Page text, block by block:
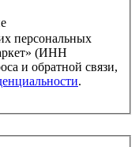
персональных
(ИНН
.